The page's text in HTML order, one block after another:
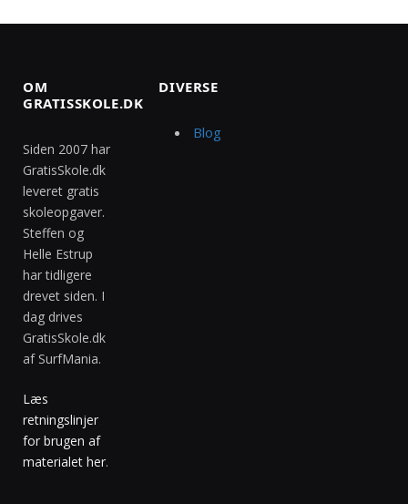
OM
GRATISSKOLE.DK
Siden 2007 har
GratisSkole.dk
leveret gratis
skoleopgaver.
Steffen og
Helle Estrup
har tidligere
drevet siden. I
dag drives
GratisSkole.dk
af SurfMania.
Læs
retningslinjer
for brugen af
materialet her.
DIVERSE
Blog